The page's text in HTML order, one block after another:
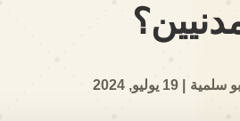
سلمية | 19 يوليو, 2024